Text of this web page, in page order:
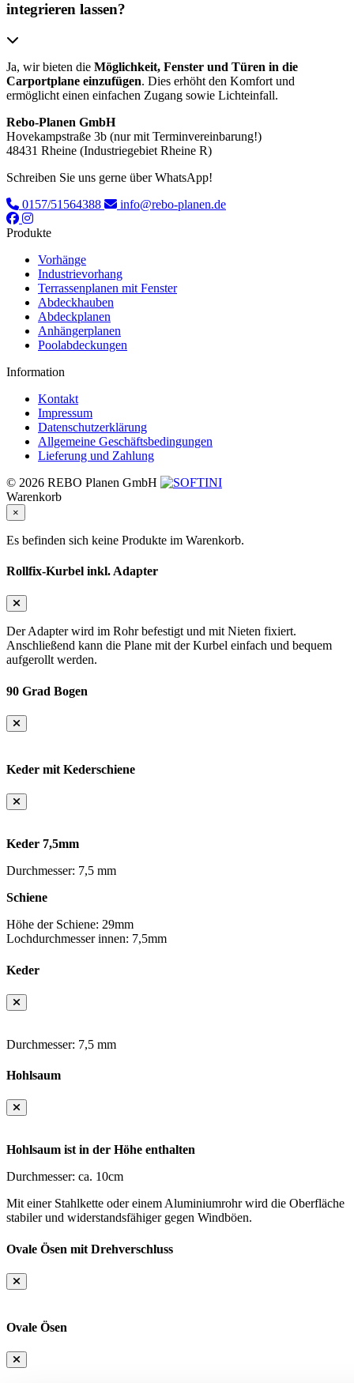
integrieren lassen?
Ja, wir bieten die Möglichkeit, Fenster und Türen in die
Carportplane einzufügen. Dies erhöht den Komfort und
ermöglicht einen einfachen Zugang sowie Lichteinfall.
Rebo-Planen GmbH
Hovekampstraße 3b (nur mit Terminvereinbarung!)
48431 Rheine (Industriegebiet Rheine R)
Schreiben Sie uns gerne über WhatsApp!
0157/51564388
info@rebo-planen.de
Produkte
Vorhänge
Industrievorhang
Terrassenplanen mit Fenster
Abdeckhauben
Abdeckplanen
Anhängerplanen
Poolabdeckungen
Information
Kontakt
Impressum
Datenschutzerklärung
Allgemeine Geschäftsbedingungen
Lieferung und Zahlung
© 2026 REBO Planen GmbH
Warenkorb
×
Es befinden sich keine Produkte im Warenkorb.
Rollfix-Kurbel inkl. Adapter
Der Adapter wird im Rohr befestigt und mit Nieten fixiert.
Anschließend kann die Plane mit der Kurbel einfach und bequem
aufgerollt werden.
90 Grad Bogen
Keder mit Kederschiene
Keder 7,5mm
Durchmesser: 7,5 mm
Schiene
Höhe der Schiene: 29mm
Lochdurchmesser innen: 7,5mm
Keder
Durchmesser: 7,5 mm
Hohlsaum
Hohlsaum ist in der Höhe enthalten
Durchmesser: ca. 10cm
Mit einer Stahlkette oder einem Aluminiumrohr wird die Oberfläche
stabiler und widerstandsfähiger gegen Windböen.
Ovale Ösen mit Drehverschluss
Ovale Ösen